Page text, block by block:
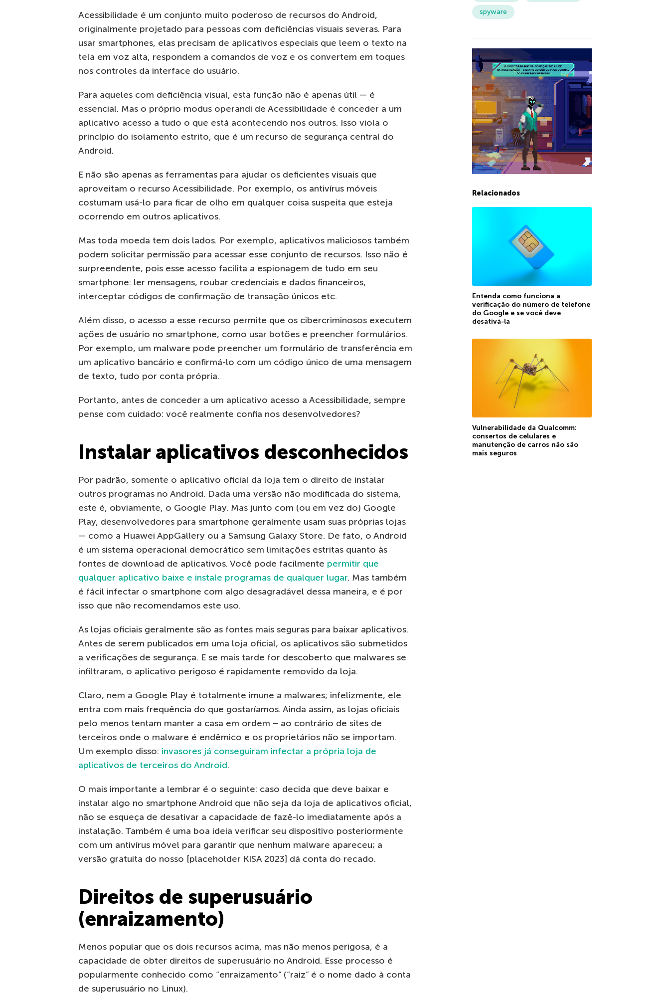
Acessibilidade é um conjunto muito poderoso de recursos do Android,
originalmente projetado para pessoas com deficiências visuais severas. Para
usar smartphones, elas precisam de aplicativos especiais que leem o texto na
tela em voz alta, respondem a comandos de voz e os convertem em toques
nos controles da interface do usuário.
Para aqueles com deficiência visual, esta função não é apenas útil — é
essencial. Mas o próprio modus operandi de Acessibilidade é conceder a um
aplicativo acesso a tudo o que está acontecendo nos outros. Isso viola o
princípio do isolamento estrito, que é um recurso de segurança central do
Android.
E não são apenas as ferramentas para ajudar os deficientes visuais que
aproveitam o recurso Acessibilidade. Por exemplo, os antivírus móveis
costumam usá-lo para ficar de olho em qualquer coisa suspeita que esteja
ocorrendo em outros aplicativos.
Mas toda moeda tem dois lados. Por exemplo, aplicativos maliciosos também
podem solicitar permissão para acessar esse conjunto de recursos. Isso não é
surpreendente, pois esse acesso facilita a espionagem de tudo em seu
smartphone: ler mensagens, roubar credenciais e dados financeiros,
interceptar códigos de confirmação de transação únicos etc.
Além disso, o acesso a esse recurso permite que os cibercriminosos executem
ações de usuário no smartphone, como usar botões e preencher formulários.
Por exemplo, um malware pode preencher um formulário de transferência em
um aplicativo bancário e confirmá-lo com um código único de uma mensagem
de texto, tudo por conta própria.
Portanto, antes de conceder a um aplicativo acesso a Acessibilidade, sempre
pense com cuidado: você realmente confia nos desenvolvedores?
Instalar aplicativos desconhecidos
Por padrão, somente o aplicativo oficial da loja tem o direito de instalar
outros programas no Android. Dada uma versão não modificada do sistema,
este é, obviamente, o Google Play. Mas junto com (ou em vez do) Google
Play, desenvolvedores para smartphone geralmente usam suas próprias lojas
— como a Huawei AppGallery ou a Samsung Galaxy Store. De fato, o Android
é um sistema operacional democrático sem limitações estritas quanto às
fontes de download de aplicativos. Você pode facilmente permitir que
qualquer aplicativo baixe e instale programas de qualquer lugar. Mas também
é fácil infectar o smartphone com algo desagradável dessa maneira, e é por
isso que não recomendamos este uso.
As lojas oficiais geralmente são as fontes mais seguras para baixar aplicativos.
Antes de serem publicados em uma loja oficial, os aplicativos são submetidos
a verificações de segurança. E se mais tarde for descoberto que malwares se
infiltraram, o aplicativo perigoso é rapidamente removido da loja.
Claro, nem a Google Play é totalmente imune a malwares; infelizmente, ele
entra com mais frequência do que gostaríamos. Ainda assim, as lojas oficiais
pelo menos tentam manter a casa em ordem – ao contrário de sites de
terceiros onde o malware é endêmico e os proprietários não se importam.
Um exemplo disso: invasores já conseguiram infectar a própria loja de
aplicativos de terceiros do Android.
O mais importante a lembrar é o seguinte: caso decida que deve baixar e
instalar algo no smartphone Android que não seja da loja de aplicativos oficial,
não se esqueça de desativar a capacidade de fazê-lo imediatamente após a
instalação. Também é uma boa ideia verificar seu dispositivo posteriormente
com um antivírus móvel para garantir que nenhum malware apareceu; a
versão gratuita do nosso [placeholder KISA 2023] dá conta do recado.
Direitos de superusuário
(enraizamento)
Menos popular que os dois recursos acima, mas não menos perigosa, é a
capacidade de obter direitos de superusuário no Android. Esse processo é
popularmente conhecido como “enraizamento” (“raiz” é o nome dado à conta
de superusuário no Linux).
spyware
Relacionados
Entenda como funciona a
verificação do número de telefone
do Google e se você deve
desativá-la
Vulnerabilidade da Qualcomm:
consertos de celulares e
manutenção de carros não são
mais seguros